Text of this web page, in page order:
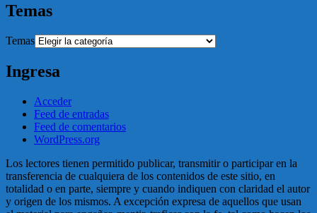
Temas
Temas
Ingresa
Acceder
Feed de entradas
Feed de comentarios
WordPress.org
Los lectores tienen permitido publicar, transmitir o participar en la
transferencia de cualquiera de los contenidos de este sitio, en
totalidad o en parte, siempre y cuando indiquen con claridad el autor
y origen de los mismos. A excepción expresa de aquellos que usan